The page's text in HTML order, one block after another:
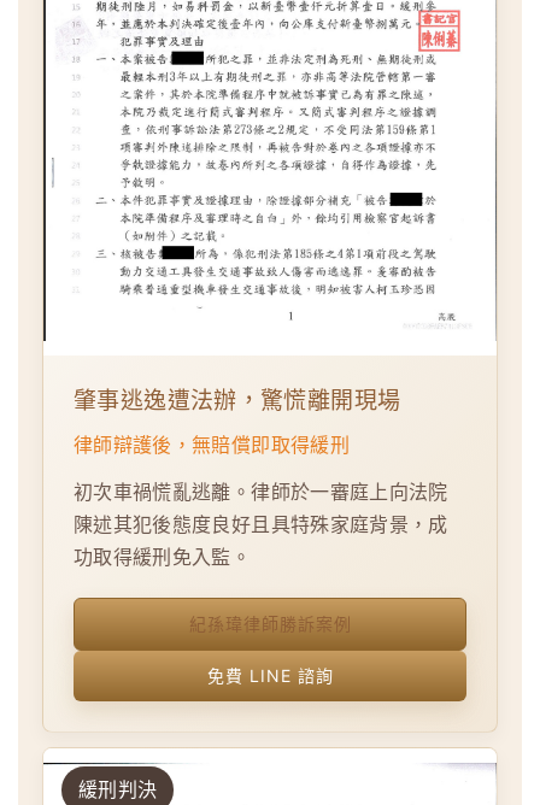
肇事逃逸遭法辦，驚慌離開現場
律師辯護後，無賠償即取得緩刑
初次車禍慌亂逃離。律師於一審庭上向法院
陳述其犯後態度良好且具特殊家庭背景，成
功取得緩刑免入監。
紀孫瑋律師勝訴案例
免費 LINE 諮詢
緩刑判決